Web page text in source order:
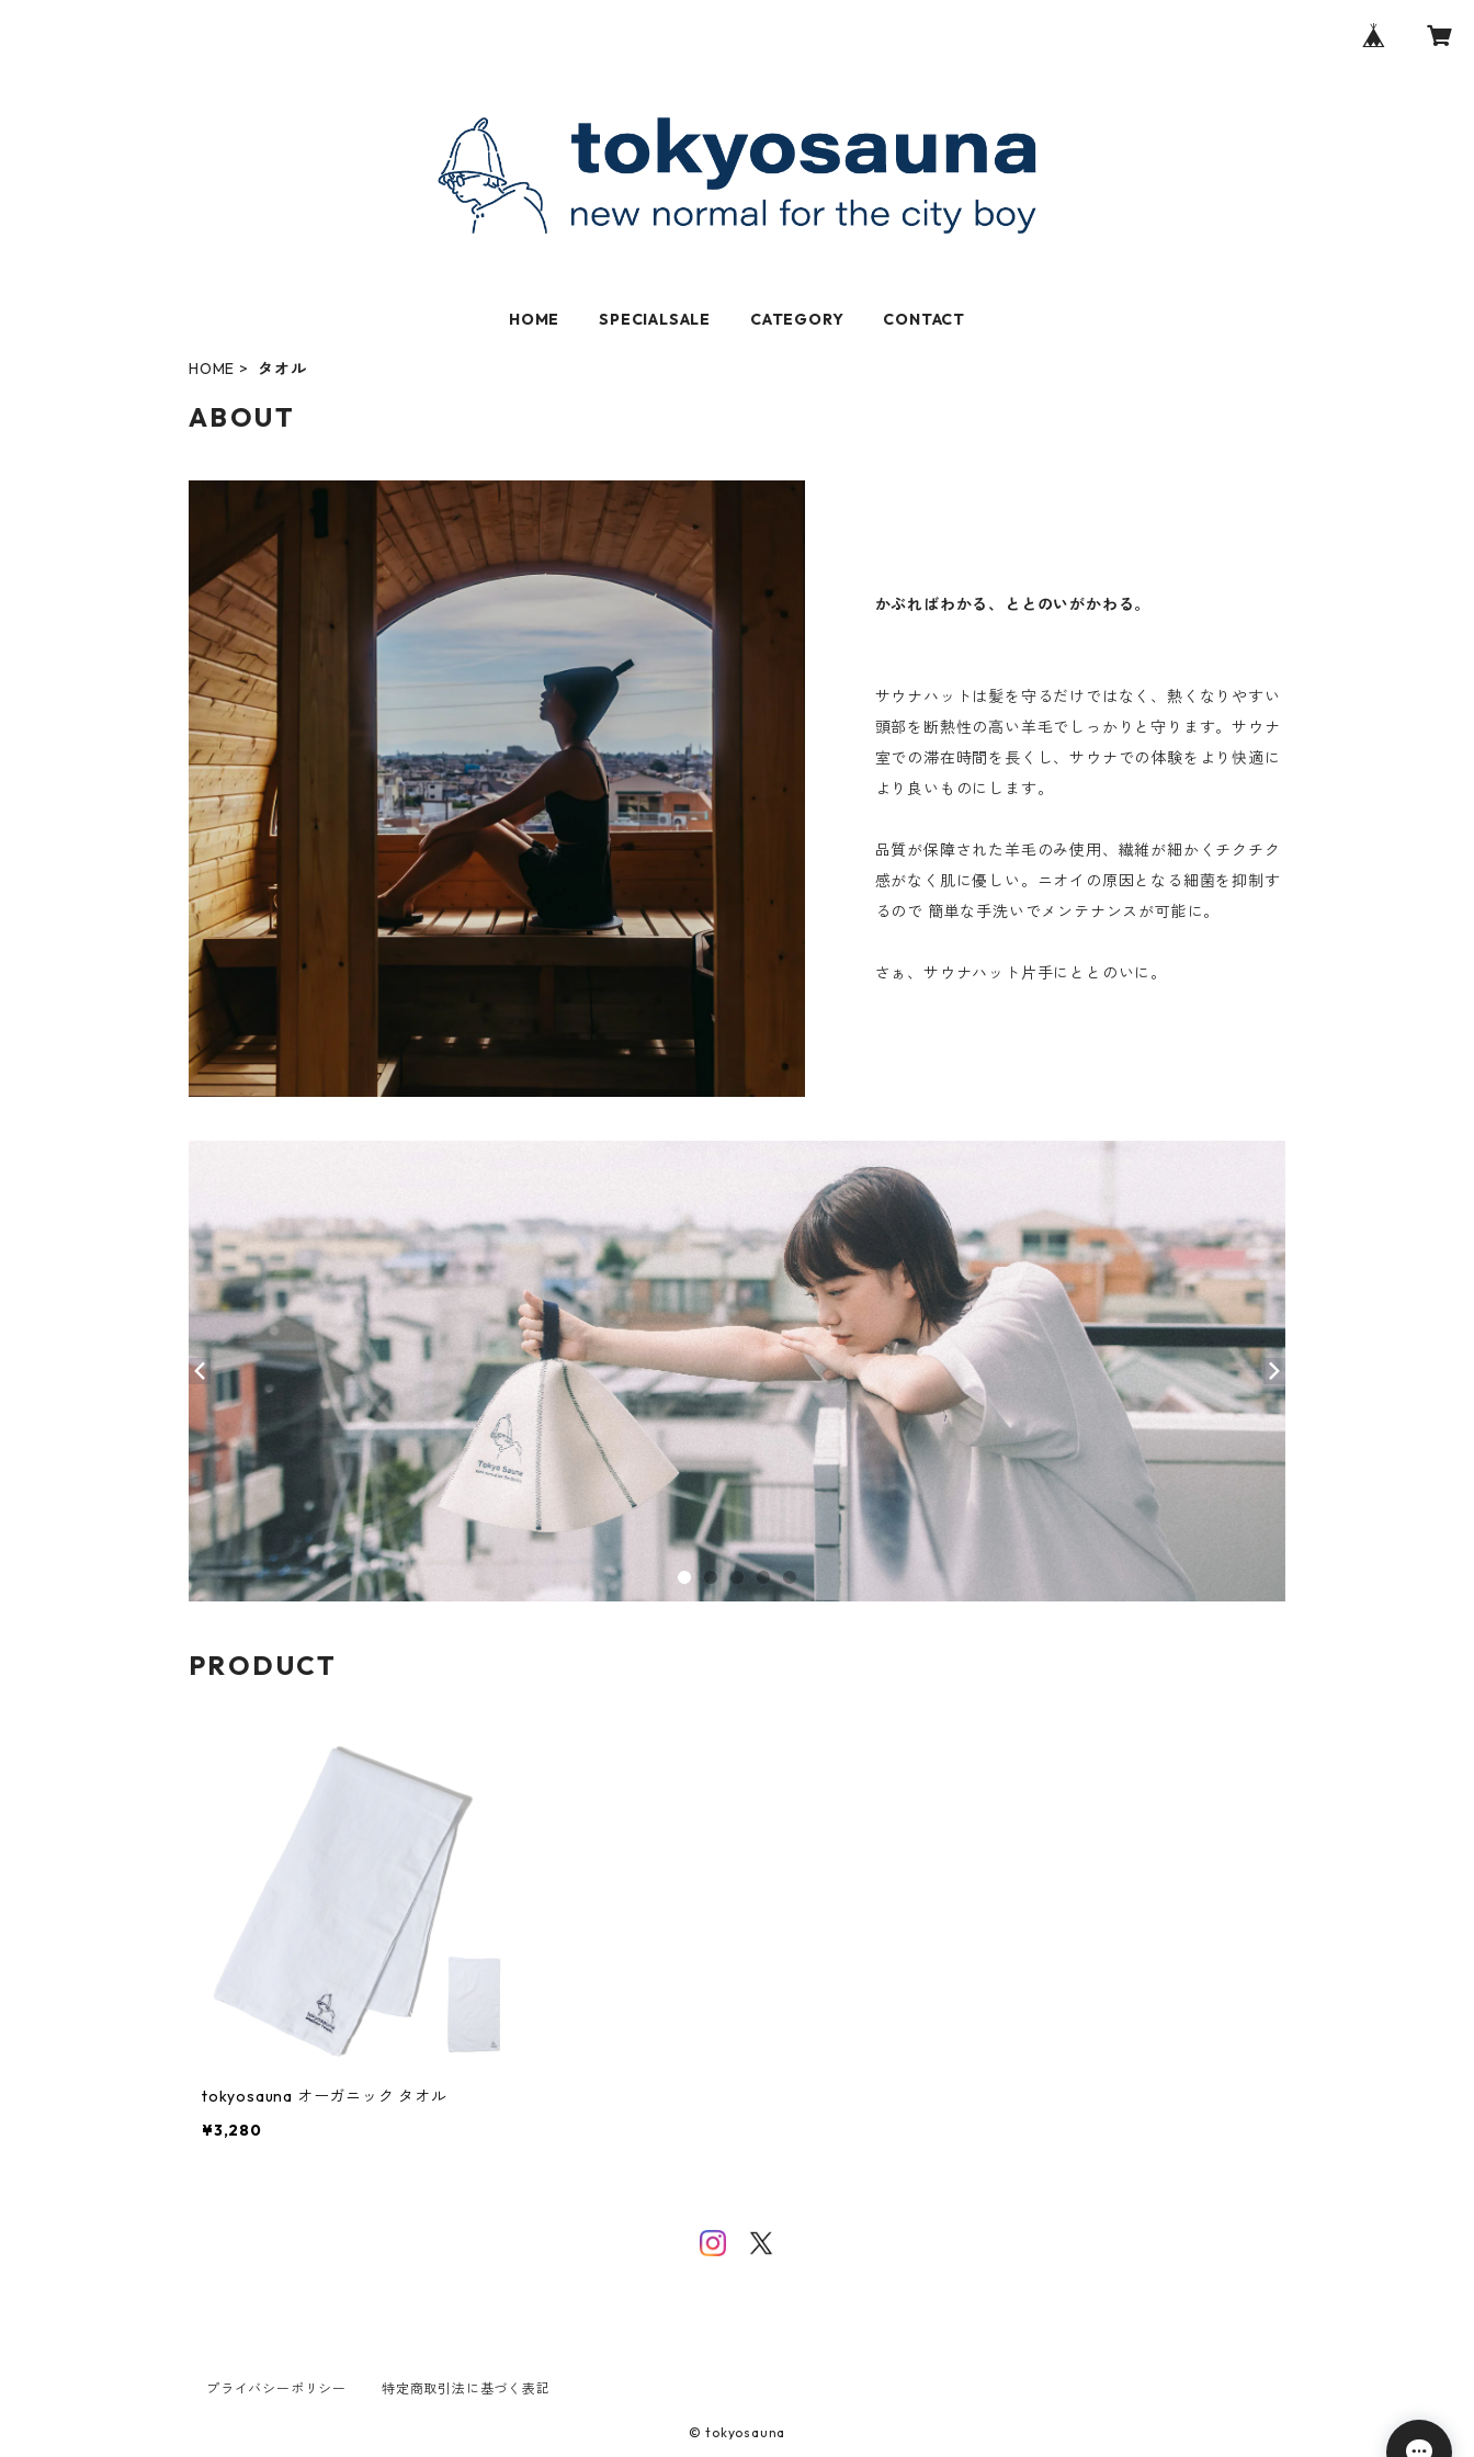
HOME SPECIALSALE CATEGORY CONTACT
HOME タオル
ABOUT
かぶればわかる、ととのいがかわる。
サウナハットは髪を守るだけではなく、熱くなりやすい
頭部を断熱性の高い羊毛でしっかりと守ります。サウナ
室での滞在時間を長くし、サウナでの体験をより快適に
より良いものにします。
品質が保障された羊毛のみ使用、繊維が細かくチクチク
感がなく肌に優しい。ニオイの原因となる細菌を抑制す
るので 簡単な手洗いでメンテナンスが可能に。
さぁ、サウナハット片手にととのいに。
PRODUCT
tokyosauna オーガニック タオル
¥3,280
プライバシーポリシー 特定商取引法に基づく表記
© tokyosauna